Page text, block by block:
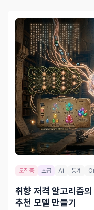
모집중 초급 AI 통계
취향 저격 알고리즘
추천 모델 만들기